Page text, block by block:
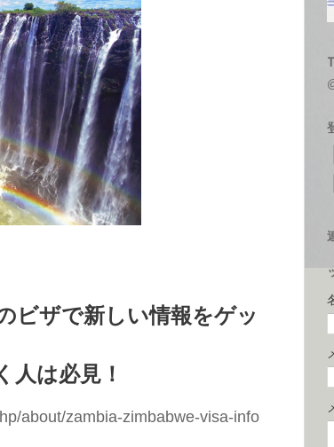
ビザで新しい情報をゲッ
人は必見！
about/zambia-zimbabwe-visa-info